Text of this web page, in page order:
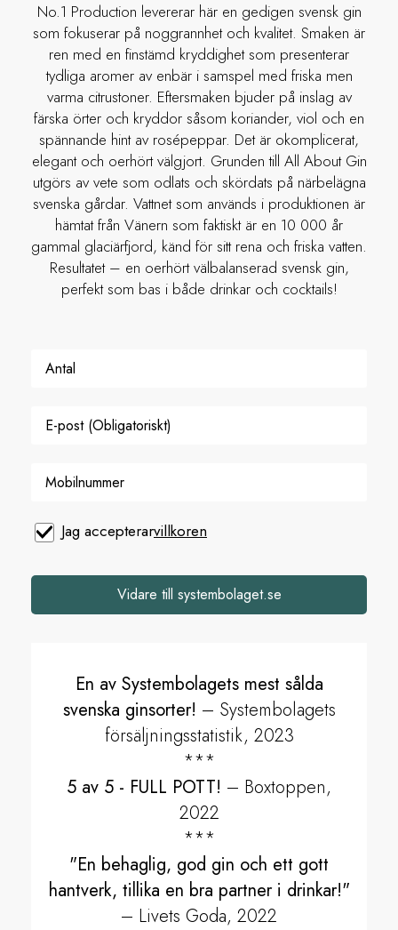
Jag accepterarvillkoren
Vidare till systembolaget.se
No.1 Production levererar här en gedigen svensk gin
som fokuserar på noggrannhet och kvalitet. Smaken är
ren med en finstämd kryddighet som presenterar
tydliga aromer av enbär i samspel med friska men
varma citrustoner. Eftersmaken bjuder på inslag av
färska örter och kryddor såsom koriander, viol och en
spännande hint av rosépeppar. Det är okomplicerat,
elegant och oerhört välgjort. Grunden till All About Gin
utgörs av vete som odlats och skördats på närbelägna
svenska gårdar. Vattnet som används i produktionen är
hämtat från Vänern som faktiskt är en 10 000 år
gammal glaciärfjord, känd för sitt rena och friska vatten.
Resultatet – en oerhört välbalanserad svensk gin,
perfekt som bas i både drinkar och cocktails!
En av Systembolagets mest sålda
svenska ginsorter! – Systembolagets
försäljningsstatistik, 2023
***
5 av 5 - FULL POTT! – Boxtoppen,
2022
***
"En behaglig, god gin och ett gott
hantverk, tillika en bra partner i drinkar!"
– Livets Goda, 2022